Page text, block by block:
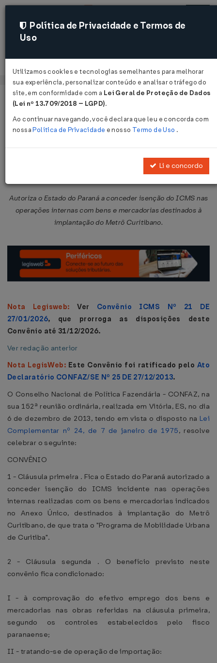
Acessar
Página Inicial Legislações
Convênio ICMS Nº 161 DE
Autoriza o Estado do Paraná a conceder isenção do ICMS nas
operações internas com bens e mercadorias destinados à
implantação do Metrô Curitibano.
Nota Legisweb:Ver Convênio ICMS Nº 21 DE
27/01/2026, que prorroga as disposições deste
Convênio até 31/12/2026.
Ver redação anterior
Nota LegisWeb: Este Convênio foi ratificado pelo Ato
Declaratório CONFAZ/SE Nº 25 DE 27/12/2013.
O Conselho Nacional de Política Fazendária - CONFAZ, na
sua 152ª reunião ordinária, realizada em Vitória, ES, no dia
6 de dezembro de 2013, tendo em vista o disposto na Lei
Complementar nº 24, de 7 de janeiro de 1975, resolve
celebrar o seguinte:
CONVÊNIO
1 - Cláusula primeira . Fica o Estado do Paraná autorizado a
conceder isenção do ICMS incidente nas operações
internas realizadas com os bens e mercadorias indicados
no Anexo Único, destinados à implantação do Metrô
Curitibano, de que trata o "Programa de Mobilidade Urbana
de Curitiba".
2 - Cláusula segunda . O benefício previsto neste
convênio fica condicionado:
I - à comprovação do efetivo emprego dos bens e
mercadorias nas obras referidas na cláusula primeira,
segundo os controles estabelecidos pelo fisco
paranaense;
II - tratando-se de operação de importação:
Política de Privacidade e Termos de
Uso
Utilizamos cookies e tecnologias semelhantes para melhorar
sua experiência, personalizar conteúdo e analisar o tráfego do
site, em conformidade com a Lei Geral de Proteção de Dados
(Lei nº 13.709/2018 – LGPD).
Ao continuar navegando, você declara que leu e concorda com
nossaPolítica de Privacidade e nosso Termo de Uso .
Li e concordo